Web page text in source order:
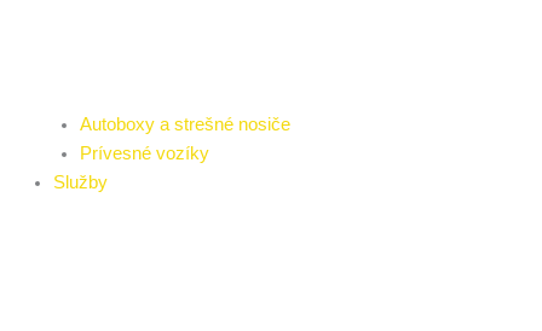
Autoboxy a strešné nosiče
Prívesné vozíky
Služby